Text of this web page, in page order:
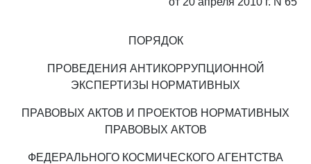
ПОРЯДОК
ПРОВЕДЕНИЯ АНТИКОРРУПЦИОННОЙ
ЭКСПЕРТИЗЫ НОРМАТИВНЫХ
ПРАВОВЫХ АКТОВ И ПРОЕКТОВ НОРМАТИВНЫХ
ПРАВОВЫХ АКТОВ
ФЕДЕРАЛЬНОГО КОСМИЧЕСКОГО АГЕНТСТВА